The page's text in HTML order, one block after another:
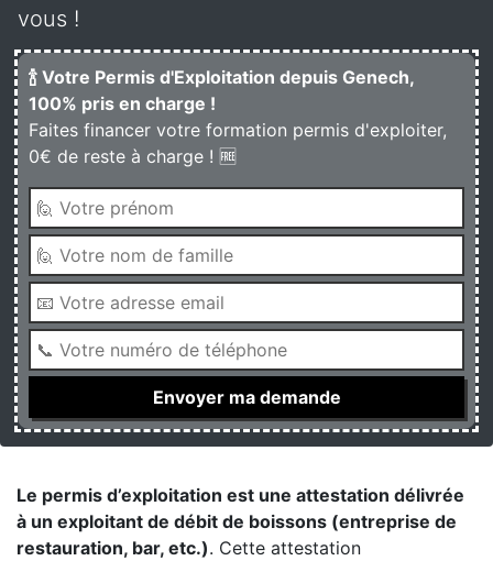
vous !
🍾 Votre Permis d'Exploitation depuis Genech,
100% pris en charge !
Faites financer votre formation permis d'exploiter,
0€ de reste à charge ! 🆓
Le permis d’exploitation est une attestation délivrée
à un exploitant de débit de boissons (entreprise de
restauration, bar, etc.). Cette attestation